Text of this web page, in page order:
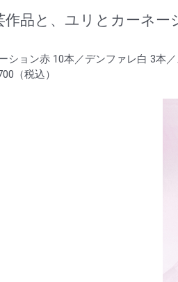
作品と、ユリとカーネ
ション赤 10本／デンファレ白 3本
（税込）